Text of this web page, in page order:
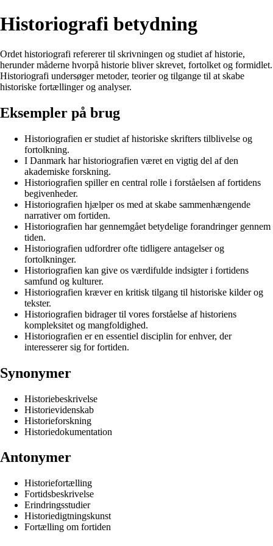
Historiografi betydning
Ordet historiografi refererer til skrivningen og studiet af historie,
herunder måderne hvorpå historie bliver skrevet, fortolket og formidlet.
Historiografi undersøger metoder, teorier og tilgange til at skabe
historiske fortællinger og analyser.
Eksempler på brug
Historiografien er studiet af historiske skrifters tilblivelse og
fortolkning.
I Danmark har historiografien været en vigtig del af den
akademiske forskning.
Historiografien spiller en central rolle i forståelsen af fortidens
begivenheder.
Historiografien hjælper os med at skabe sammenhængende
narrativer om fortiden.
Historiografien har gennemgået betydelige forandringer gennem
tiden.
Historiografien udfordrer ofte tidligere antagelser og
fortolkninger.
Historiografien kan give os værdifulde indsigter i fortidens
samfund og kulturer.
Historiografien kræver en kritisk tilgang til historiske kilder og
tekster.
Historiografien bidrager til vores forståelse af historiens
kompleksitet og mangfoldighed.
Historiografien er en essentiel disciplin for enhver, der
interesserer sig for fortiden.
Synonymer
Historiebeskrivelse
Historievidenskab
Historieforskning
Historiedokumentation
Antonymer
Historiefortælling
Fortidsbeskrivelse
Erindringsstudier
Historiedigtningskunst
Fortælling om fortiden